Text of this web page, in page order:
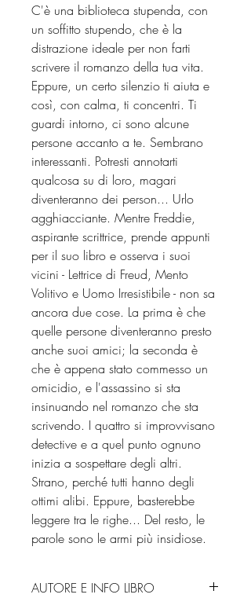
C'è una biblioteca stupenda, con
un soffitto stupendo, che è la
distrazione ideale per non farti
scrivere il romanzo della tua vita.
Eppure, un certo silenzio ti aiuta e
così, con calma, ti concentri. Ti
guardi intorno, ci sono alcune
persone accanto a te. Sembrano
interessanti. Potresti annotarti
qualcosa su di loro, magari
diventeranno dei person... Urlo
agghiacciante. Mentre Freddie,
aspirante scrittrice, prende appunti
per il suo libro e osserva i suoi
vicini - Lettrice di Freud, Mento
Volitivo e Uomo Irresistibile - non sa
ancora due cose. La prima è che
quelle persone diventeranno presto
anche suoi amici; la seconda è
che è appena stato commesso un
omicidio, e l'assassino si sta
insinuando nel romanzo che sta
scrivendo. I quattro si improvvisano
detective e a quel punto ognuno
inizia a sospettare degli altri.
Strano, perché tutti hanno degli
ottimi alibi. Eppure, basterebbe
leggere tra le righe... Del resto, le
parole sono le armi più insidiose.
AUTORE E INFO LIBRO